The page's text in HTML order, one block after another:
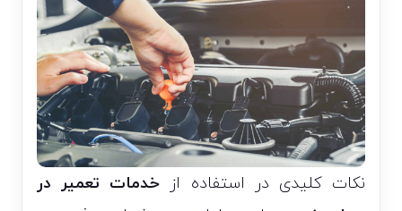
نکات کلیدی در استفاده از خدمات تعمیر در